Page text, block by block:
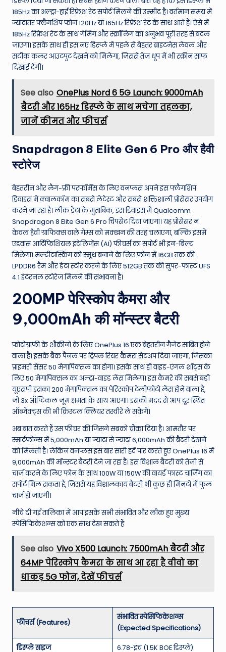
185Hz का अल्ट्रा-हाई रिफ्रेश रेट सपोर्ट मिलने की उम्मीद है। वर्तमान समय में
ज्यादातर फ्लैगशिप फोन 120Hz या 165Hz रिफ्रेश रेट के साथ आते हैं। ऐसे में
185Hz रिफ्रेश रेट के साथ गेमिंग और स्क्रॉलिंग का अनुभव पूरी तरह से बदल
जाएगा। इसके साथ ही इस नए डिस्प्ले में पहले से बेहतर ब्राइटनेस लेवल और
सटीक कलर आउटपुट देखने को मिलेगा, जिससे तेज धूप में भी स्क्रीन साफ
दिखाई देगी।
See also OnePlus Nord 6 5G Launch: 9000mAh
बैटरी और 165Hz डिस्प्ले के साथ मचेगा तहलका,
जानें कीमत और फीचर्स
Snapdragon 8 Elite Gen 6 Pro और हैवी
स्टोरेज
बेहतरीन और लैग-फ्री परफॉर्मेंस के लिए वनप्लस अपने इस फ्लैगशिप
डिवाइस में क्वालकॉम का सबसे लेटेस्ट और सबसे शक्तिशाली प्रोसेसर उपयोग
करने जा रहा है। लीक डेटा के मुताबिक, इस डिवाइस में Qualcomm
Snapdragon 8 Elite Gen 6 Pro चिपसेट दिया जाएगा। यह प्रोसेसर न
केवल हैवी ग्राफिक्स वाले गेम्स को मक्खन की तरह चलाएगा, बल्कि इसमें
एडवांस आर्टिफिशियल इंटेलिजेंस (AI) फीचर्स का सपोर्ट भी इन-बिल्ट
मिलेगा। मल्टीटास्किंग को स्मूथ बनाने के लिए फोन में 16GB तक की
LPDDR6 रैम और डेटा स्टोर करने के लिए 512GB तक की सुपर-फास्ट UFS
4.1 इंटरनल स्टोरेज मिलने की संभावना है।
200MP पेरिस्कोप कैमरा और
9,000mAh की मॉन्स्टर बैटरी
फोटोग्राफी के शौकीनों के लिए OnePlus 16 एक बेहतरीन गैजेट साबित होने
वाला है। इसके बैक पैनल पर ट्रिपल रियर कैमरा सेटअप दिया जाएगा, जिसका
प्राइमरी सेंसर 50 मेगापिक्सल का होगा। इसके साथ ही वाइड-एंगल शॉट्स के
लिए 50 मेगापिक्सल का अल्ट्रा-वाइड लेंस मिलेगा। इस कैमरे की सबसे बड़ी
यूएसपी इसका 200 मेगापिक्सल का पेरिस्कोप टेलीफोटो लेंस होने वाला है,
जो 3x ऑप्टिकल जूम क्षमता के साथ आएगा। इसकी मदद से आप दूर स्थित
ऑब्जेक्ट्स की भी क्रिस्टल क्लियर तस्वीरें ले सकेंगे।
अब बात करते हैं उस फीचर की जिसने सबको चौंका दिया है। आमतौर पर
स्मार्टफोन्स में 5,000mAh या ज्यादा से ज्यादा 6,000mAh की बैटरी देखने
को मिलती है। लेकिन वनप्लस इस बार सारी हदें पार करते हुए OnePlus 16 में
9,000mAh की मॉन्स्टर बैटरी देने जा रहा है। इस विशाल बैटरी को तेजी से
चार्ज करने के लिए फोन के साथ 100W या 150W की वायर्ड फास्ट चार्जिंग का
सपोर्ट मिल सकता है, जिससे यह विशालकाय बैटरी भी कुछ ही मिनटों में फुल
चार्ज हो जाएगी।
नीचे दी गई तालिका में आप इसके सभी संभावित और लीक हुए मुख्य
स्पेसिफिकेशन्स को एक साथ देख सकते हैं:
See also Vivo X500 Launch: 7500mAh बैटरी और
64MP पेरिस्कोप कैमरा के साथ आ रहा है वीवो का
धाकड़ 5G फोन, देखें फीचर्स
फीचर्स (Features)
संभावित स्पेसिफिकेशन्स
(Expected Specifications)
डिस्प्ले साइज 6.78-इंच (1.5K BOE डिस्प्ले)